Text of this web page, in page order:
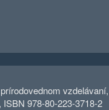
vzdelávaní,
978-80-223-3718-2